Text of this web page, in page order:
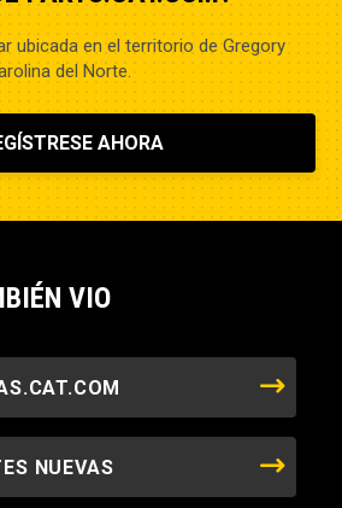
ubicada en el territorio de Gregory
del Norte.
AHORA
VIO
NUEVAS